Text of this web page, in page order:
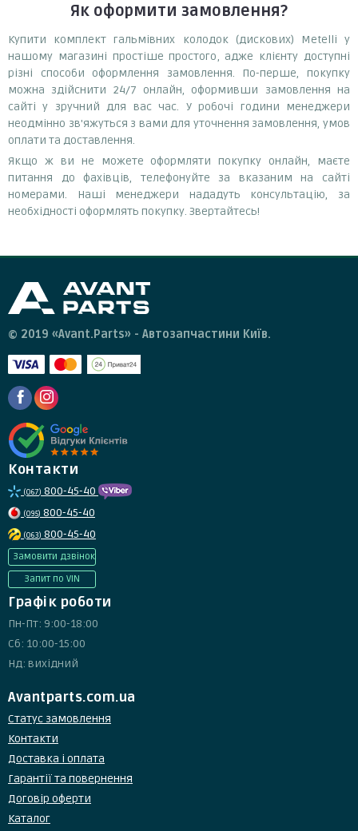
Як оформити замовлення?
Купити комплект гальмівних колодок (дискових) Metelli у
нашому магазині простіше простого, адже клієнту доступні
різні способи оформлення замовлення. По-перше, покупку
можна здійснити 24/7 онлайн, оформивши замовлення на
сайті у зручний для вас час. У робочі години менеджери
неодмінно зв'яжуться з вами для уточнення замовлення, умов
оплати та доставлення.
Якщо ж ви не можете оформляти покупку онлайн, маєте
питання до фахівців, телефонуйте за вказаним на сайті
номерами. Наші менеджери нададуть консультацію, за
необхідності оформлять покупку. Звертайтесь!
© 2019 «Avant.Parts» - Автозапчастини Київ.
Контакти
(067) 800-45-40
(095) 800-45-40
(063) 800-45-40
Замовити дзвінок
Запит по VIN
Графік роботи
Пн-Пт: 9:00-18:00
Сб: 10:00-15:00
Нд: вихідний
Avantparts.com.ua
Статус замовлення
Контакти
Доставка і оплата
Гарантії та повернення
Договір оферти
Каталог